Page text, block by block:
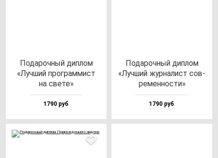
Пода­роч­ный дип­лом
«Луч­ший прог­рам­мист
на све­те»
1790 руб
Пода­роч­ный дип­лом
«Луч­ший жур­на­лист сов­
ре­мен­нос­ти»
1790 руб